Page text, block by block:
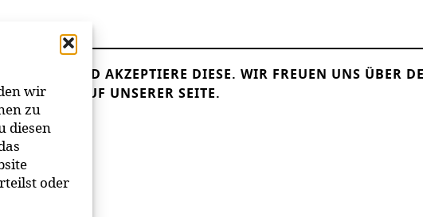
wir
zu
diesen
oder
GELESEN UND AKZEPTIERE DIESE. WIR FREUEN UNS ÜBER
AUF UNSERER SEITE.